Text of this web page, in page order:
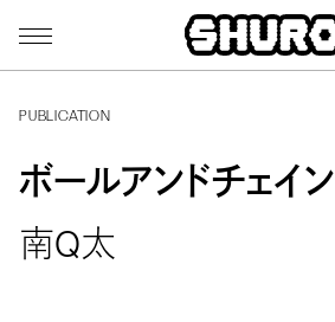
PUBLICATION
ボールアンドチェイ
南Q太